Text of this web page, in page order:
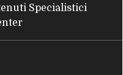
Specialistici